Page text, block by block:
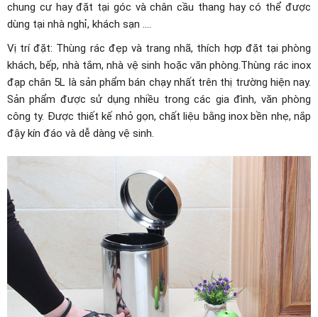
chung cư hay đặt tại góc và chân cầu thang hay có thể được
dùng tại nhà nghỉ, khách sạn ….
Vị trí đặt: Thùng rác đẹp và trang nhã, thích hợp đặt tại phòng
khách, bếp, nhà tắm, nhà vệ sinh hoặc văn phòng.Thùng rác inox
đạp chân 5L là sản phẩm bán chạy nhất trên thị trường hiện nay.
Sản phẩm được sử dụng nhiều trong các gia đình, văn phòng
công ty. Được thiết kế nhỏ gọn, chất liệu bằng inox bền nhẹ, nắp
đậy kín đáo và dễ dàng vệ sinh.